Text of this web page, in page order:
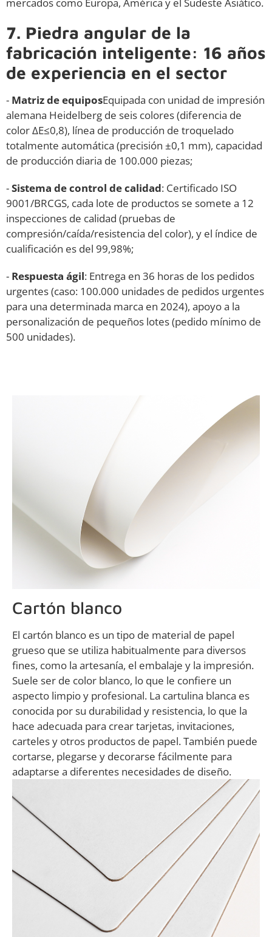
7. Piedra angular de la
fabricación inteligente: 16 años
de experiencia en el sector
- Matriz de equiposEquipada con unidad de impresión
alemana Heidelberg de seis colores (diferencia de
color ΔE≤0,8), línea de producción de troquelado
totalmente automática (precisión ±0,1 mm), capacidad
de producción diaria de 100.000 piezas;
-Sistema de control de calidad: Certificado ISO
9001/BRCGS, cada lote de productos se somete a 12
inspecciones de calidad (pruebas de
compresión/caída/resistencia del color), y el índice de
cualificación es del 99,98%;
- Respuesta ágil: Entrega en 36 horas de los pedidos
urgentes (caso: 100.000 unidades de pedidos urgentes
para una determinada marca en 2024), apoyo a la
personalización de pequeños lotes (pedido mínimo de
500 unidades).
Cartón blanco
El cartón blanco es un tipo de material de papel
grueso que se utiliza habitualmente para diversos
fines, como la artesanía, el embalaje y la impresión.
Suele ser de color blanco, lo que le confiere un
aspecto limpio y profesional. La cartulina blanca es
conocida por su durabilidad y resistencia, lo que la
hace adecuada para crear tarjetas, invitaciones,
carteles y otros productos de papel. También puede
cortarse, plegarse y decorarse fácilmente para
adaptarse a diferentes necesidades de diseño.